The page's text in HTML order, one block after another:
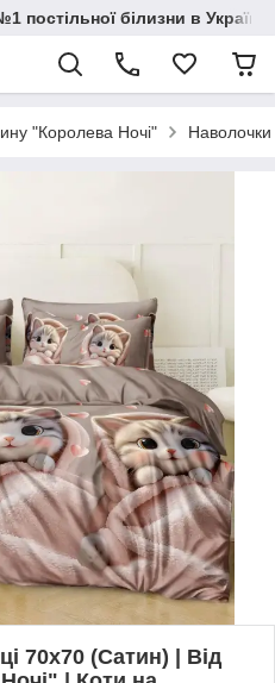
білизни в Україні
"Королева Ночі" Наволочки
70х70 (Сатин) | Від